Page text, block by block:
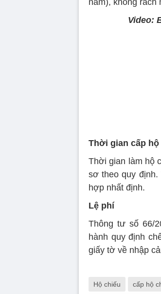
năm), không rách
Video:
Thời gian cấp hộ
Thời gian làm hộ
sơ theo quy
hợp nhất định.
Lệ phí
Thông tư số 66/
hành quy định
giấy tờ về nhập
Hộ chiếu cấp hộ